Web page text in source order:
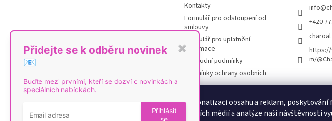
K personalizaci obsahu a reklam, poskytování
sociálních médií a analýze naší návštěvnosti
Kontakty
Formulář pro odstoupení od
smlouvy
Formulář pro uplatnění
reklamace
Obchodní podmínky
Podmínky ochrany osobních
od smlouvy
info@
+420
https://
m/
Přidejte se k odběru novinek
📧
✖
Buďte mezi prvními, kteří se dozví o novinkách a
speciálních nabídkách.
Přihlásit
se